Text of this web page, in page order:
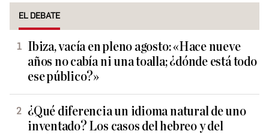
EL DEBATE
Ibiza, vacía en pleno agosto: «Hace nueve
años no cabía ni una toalla; ¿dónde está todo
ese público?»
¿Qué diferencia un idioma natural de uno
inventado? Los casos del hebreo y del